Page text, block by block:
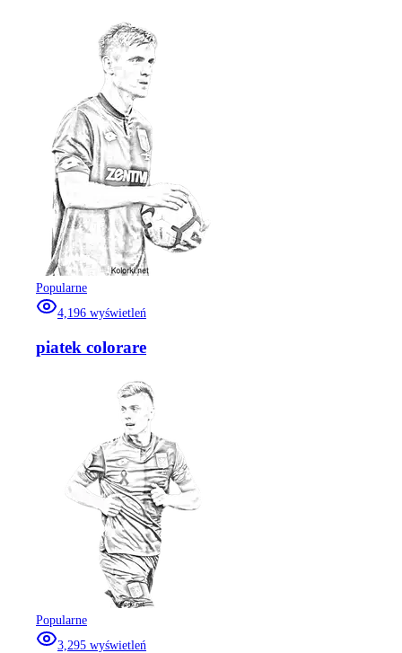
Popularne
4,196 wyświetleń
piatek colorare
Popularne
3,295 wyświetleń